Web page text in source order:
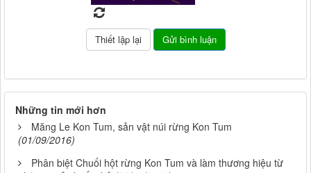
Những tin mới hơn
Măng Le Kon Tum, sản vật núi rừng Kon Tum
(01/09/2016)
Phân biệt Chuối hột rừng Kon Tum và làm thương hiệu từ